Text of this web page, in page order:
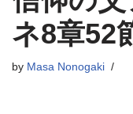
プ
ネ8章52
by Masa Nonogaki